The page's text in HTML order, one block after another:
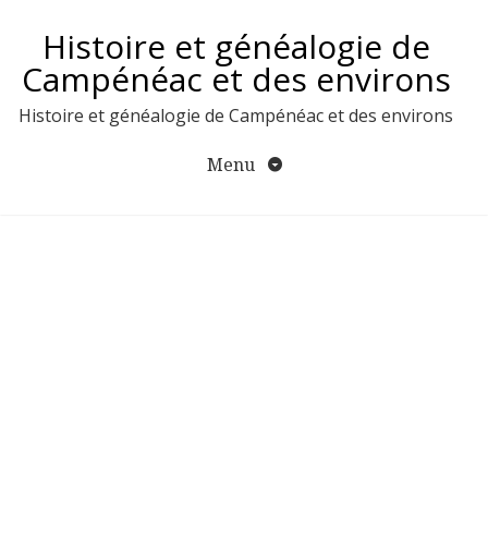
contenuHistoire et généalogie de
Campénéac et des environs
Histoire et généalogie de Campénéac et des environs
Menu